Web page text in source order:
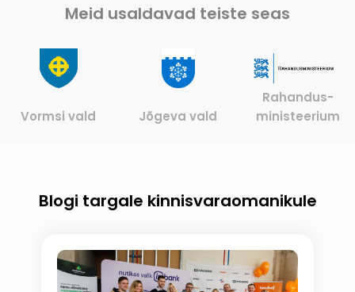
Meid usaldavad teiste seas
Jõgeva vald
ministeerium
RKIK
Blogi targale kinnisvaraomanikule